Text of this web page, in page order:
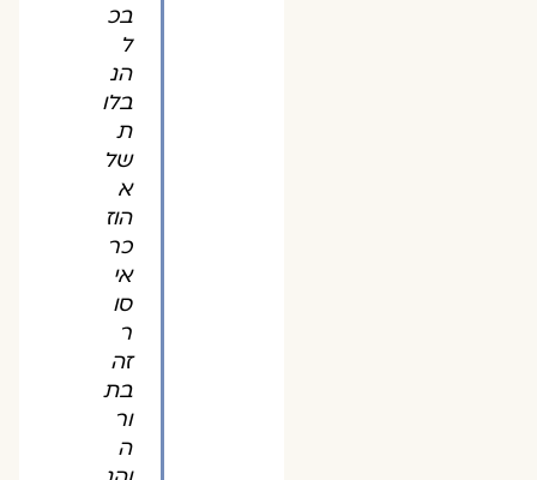
בכ
ל
הנ
בלו
ת
של
א
הוז
כר
אי
סו
ר
זה
בת
ור
ה